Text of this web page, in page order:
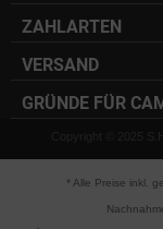
ZAHLARTEN
VERSAND
GRÜNDE FÜR
Copyright © 2025
* Alle Preise inkl.